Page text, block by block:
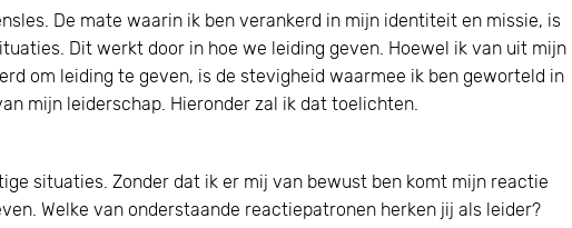
De mate waarin ik ben verankerd in mijn identiteit en missie, is
Dit werkt door in hoe we leiding geven. Hoewel ik van uit mijn
om leiding te geven, is de stevigheid waarmee ik ben geworteld in
mijn leiderschap. Hieronder zal ik dat toelichten.
situaties. Zonder dat ik er mij van bewust ben komt mijn reactie
Welke van onderstaande reactiepatronen herken jij als leider?